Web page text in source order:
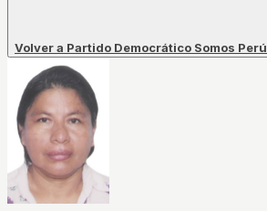
Volver a Partido Democrático Somos Perú